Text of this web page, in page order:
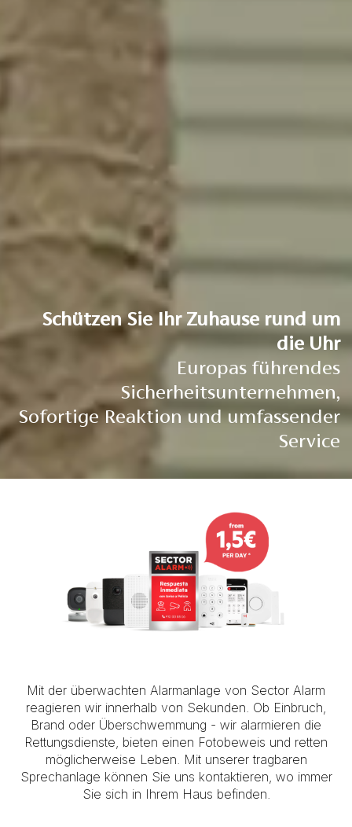
Schützen Sie Ihr Zuhause rund um
die Uhr
Europas führendes
Sicherheitsunternehmen,
Sofortige Reaktion und umfassender
Service
Mit der überwachten Alarmanlage von Sector Alarm
reagieren wir innerhalb von Sekunden. Ob Einbruch,
Brand oder Überschwemmung - wir alarmieren die
Rettungsdienste, bieten einen Fotobeweis und retten
möglicherweise Leben. Mit unserer tragbaren
Sprechanlage können Sie uns kontaktieren, wo immer
Sie sich in Ihrem Haus befinden.